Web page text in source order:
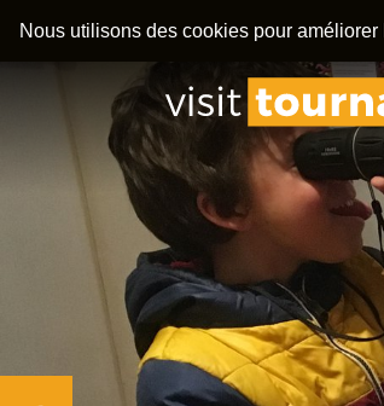
Nous utilisons des cookies pour